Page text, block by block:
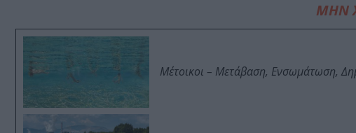
ΜΗΝ
Μέτοικοι – Μετάβαση, Ενσωμάτωση,